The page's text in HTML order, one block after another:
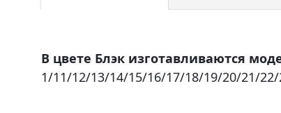
В цвете Блэк изготавливаются
1/11/12/13/14/15/16/17/18/19/20/21/22/